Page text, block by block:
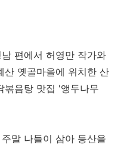
편에서 허영만 작가와
산 옛골마을에 위치한 산
볶음탕 맛집 '앵두나무
말 나들이 삼아 등산을